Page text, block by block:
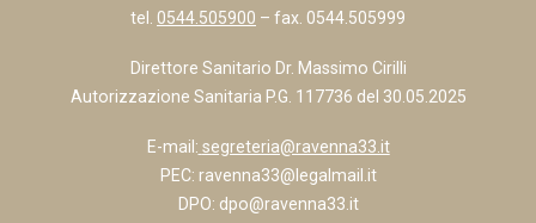
tel. 0544.505900 – fax. 0544.505999
Direttore Sanitario Dr. Massimo Cirilli
Autorizzazione Sanitaria P.G. 117736 del 30.05.2025
E-mail: segreteria@ravenna33.it
PEC: ravenna33@legalmail.it
DPO: dpo@ravenna33.it